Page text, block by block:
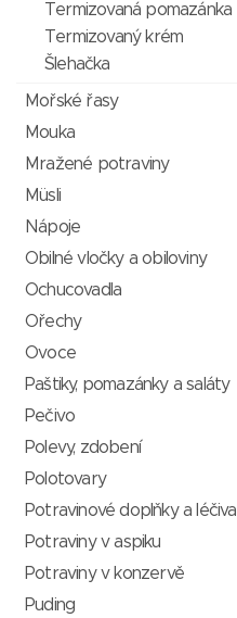
Termizovaná pomazánka
Termizovaný krém
Šlehačka
Mořské řasy
Mouka
Mražené potraviny
Müsli
Nápoje
Obilné vločky a obiloviny
Ochucovadla
Ořechy
Ovoce
Paštiky, pomazánky a saláty
Pečivo
Polevy, zdobení
Polotovary
Potravinové doplňky a léčiva
Potraviny v aspiku
Potraviny v konzervě
Puding